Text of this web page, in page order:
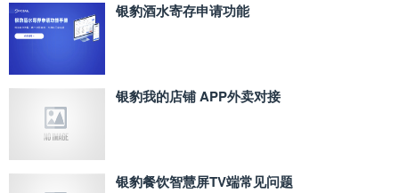
银豹酒水寄存申请功能
银豹我的店铺 APP外卖对接
银豹餐饮智慧屏TV端常见问题